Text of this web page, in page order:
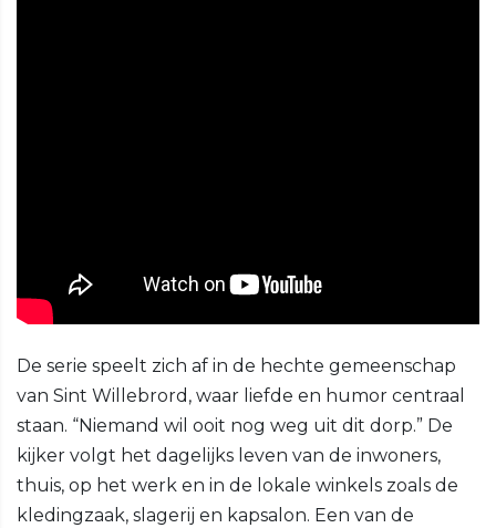
De serie speelt zich af in de hechte gemeenschap
van Sint Willebrord, waar liefde en humor centraal
staan. “Niemand wil ooit nog weg uit dit dorp.” De
kijker volgt het dagelijks leven van de inwoners,
thuis, op het werk en in de lokale winkels zoals de
kledingzaak, slagerij en kapsalon. Een van de